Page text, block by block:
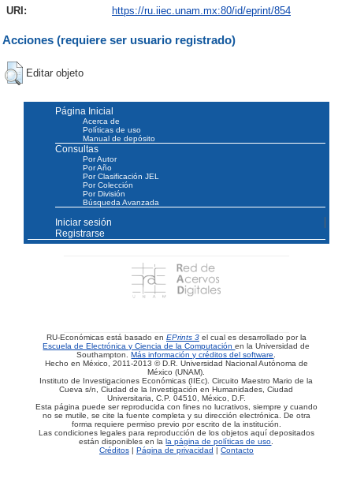
URI:
https://ru.iiec.unam.mx:80/id/eprint/854
Acciones (requiere ser usuario registrado)
Editar objeto
Página Inicial
Acerca de
Políticas de uso
Manual de depósito
Consultas
Por Autor
Por Año
Por Clasificación JEL
Por Colección
Por División
Búsqueda Avanzada
Iniciar sesión
Registrarse
RU-Económicas está basado en EPrints 3 el cual es desarrollado por la
Escuela de Electrónica y Ciencia de la Computaciónen la Universidad de
Southampton.Más información y créditos del software.
Hecho en México, 2011-2013 © D.R. Universidad Nacional Autónoma de
México (UNAM).
Instituto de Investigaciones Económicas (IIEc). Circuito Maestro Mario de la
Cueva s/n, Ciudad de la Investigación en Humanidades, Ciudad
Universitaria, C.P. 04510, México, D.F.
Esta página puede ser reproducida con fines no lucrativos, siempre y cuando
no se mutile, se cite la fuente completa y su dirección electrónica. De otra
forma requiere permiso previo por escrito de la institución.
Las condiciones legales para reproducción de los objetos aquí depositados
están disponibles en lala página de políticas de uso.
Créditos| Página de privacidad | Contacto